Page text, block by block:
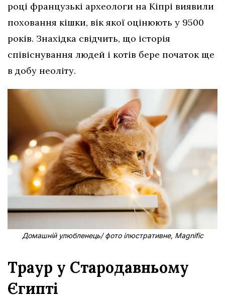
році французькі археологи на Кіпрі виявили
поховання кішки, вік якої оцінюють у 9500
років. Знахідка свідчить, що історія
співіснування людей і котів бере початок ще
в добу неоліту.
Домашній улюбленець/ фото ілюстративне, Magnific
Траур у Стародавньому
Єгипті